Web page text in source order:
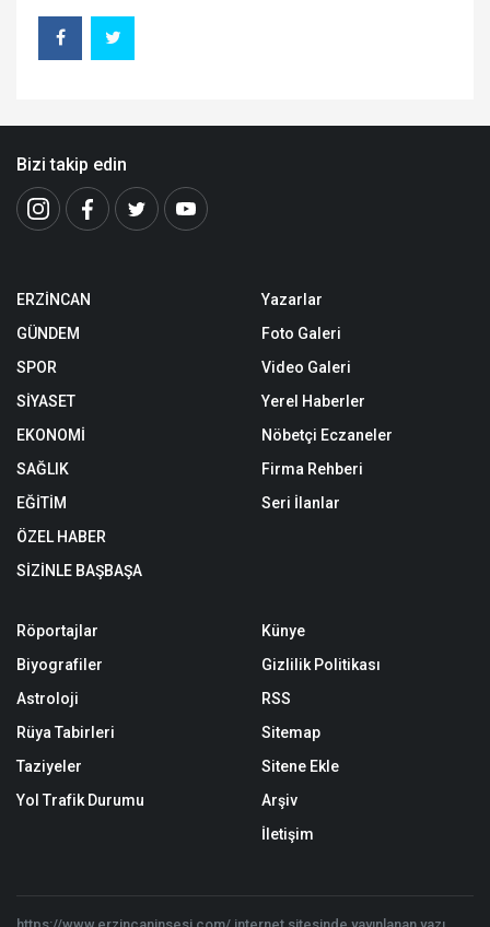
Bizi takip edin
ERZİNCAN
GÜNDEM
SPOR
SİYASET
EKONOMİ
SAĞLIK
EĞİTİM
ÖZEL HABER
SİZİNLE BAŞBAŞA
Yazarlar
Foto Galeri
Video Galeri
Yerel Haberler
Nöbetçi Eczaneler
Firma Rehberi
Seri İlanlar
Röportajlar
Biyografiler
Astroloji
Rüya Tabirleri
Taziyeler
Yol Trafik Durumu
Künye
Gizlilik Politikası
RSS
Sitemap
Sitene Ekle
Arşiv
İletişim